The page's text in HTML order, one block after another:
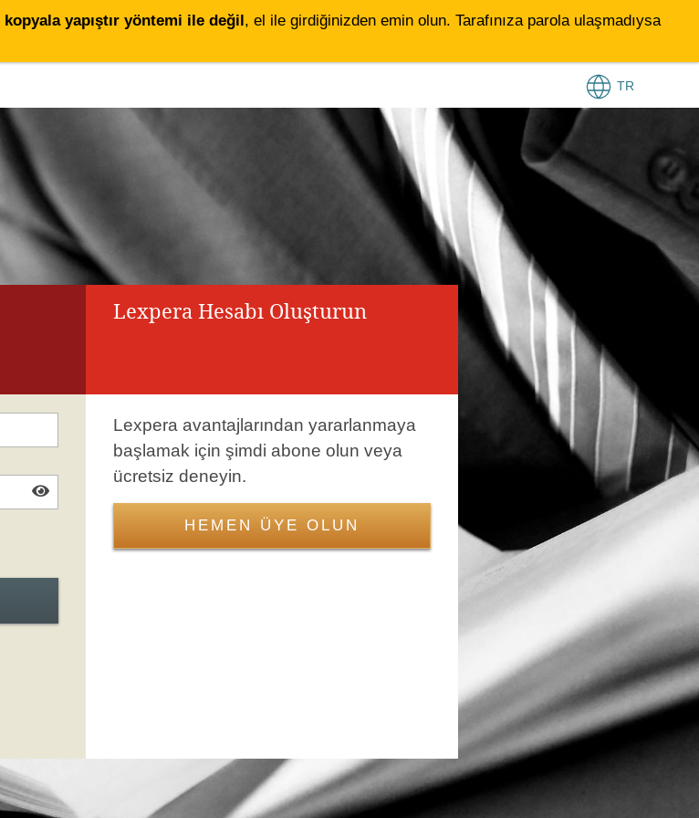
kopyala yapıştır yöntemi ile değil, el ile girdiğinizden emin olun. Tarafınıza parola ulaşmadıysa
TR
Giriş Formuna Atla
Lexpera Hesabı Oluşturun
Lexpera avantajlarından yararlanmaya
başlamak için şimdi abone olun veya
ücretsiz deneyin.
HEMEN ÜYE OLUN